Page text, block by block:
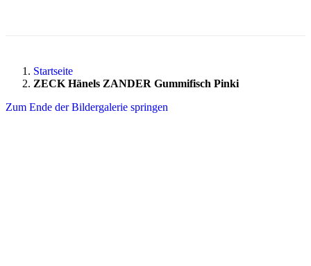
Startseite
ZECK Hänels ZANDER Gummifisch Pinki
Zum Ende der Bildergalerie springen